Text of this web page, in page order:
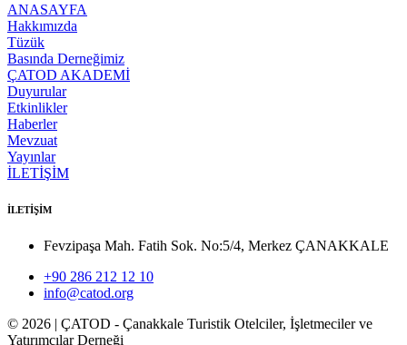
ANASAYFA
Hakkımızda
Tüzük
Basında Derneğimiz
ÇATOD AKADEMİ
Duyurular
Etkinlikler
Haberler
Mevzuat
Yayınlar
İLETİŞİM
İLETİŞİM
Fevzipaşa Mah. Fatih Sok. No:5/4, Merkez ÇANAKKALE
+90 286 212 12 10
info@catod.org
© 2026 | ÇATOD - Çanakkale Turistik Otelciler, İşletmeciler ve
Yatırımcılar Derneği